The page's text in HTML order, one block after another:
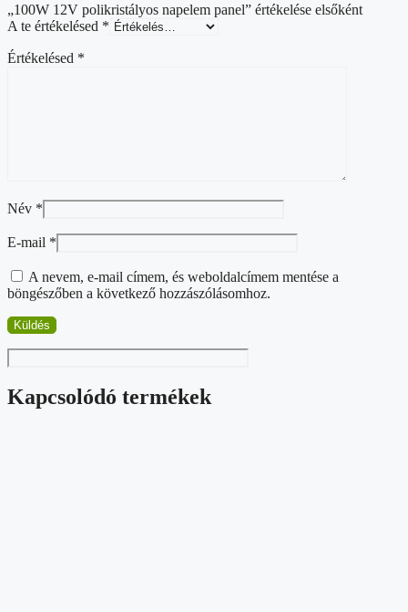
„100W 12V polikristályos napelem panel” értékelése elsőként
A te értékelésed *
Értékelésed *
Név *
E-mail *
A nevem, e-mail címem, és weboldalcímem mentése a
böngészőben a következő hozzászólásomhoz.
Kapcsolódó termékek